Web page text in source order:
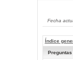
Fecha
Índice